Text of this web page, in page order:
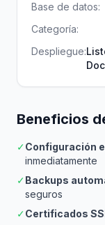
Base de datos:
Categoría:
Despliegue:
Beneficios
✓Configuración
inmediatamente
✓Backups
seguros
✓Certificados